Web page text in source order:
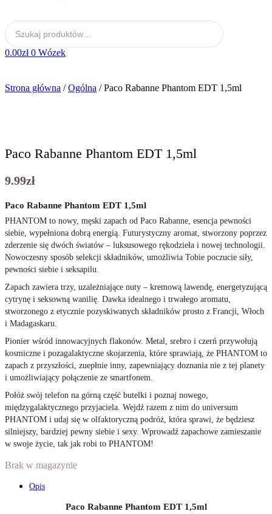
0.00zł 0 Wózek
Strona główna /Ogólna / Paco Rabanne Phantom EDT 1,5ml
Paco Rabanne Phantom EDT 1,5ml
9.99zł
Paco Rabanne Phantom EDT 1,5ml
PHANTOM to nowy, męski zapach od Paco Rabanne, esencja pewności
siebie, wypełniona dobrą energią. Futurystyczny aromat, stworzony poprzez
zderzenie się dwóch światów – luksusowego rękodzieła i nowej technologii.
Nowoczesny sposób selekcji składników, umożliwia Tobie poczucie siły,
pewności siebie i seksapilu.
Zapach zawiera trzy, uzależniające nuty – kremową lawendę, energetyzującą
cytrynę i seksowną wanilię. Dawka idealnego i trwałego aromatu,
stworzonego z etycznie pozyskiwanych składników prosto z Francji, Włoch
i Madagaskaru.
Pionier wśród innowacyjnych flakonów. Metal, srebro i czerń przywołują
kosmiczne i pozagalaktyczne skojarzenia, które sprawiają, że PHANTOM to
zapach z przyszłości, zuepłnie inny, zapewniający doznania nie z tej planety
i umożliwiający połączenie ze smartfonem.
Połóż swój telefon na górną część butelki i poznaj nowego,
międzygalaktycznego przyjaciela. Wejdź razem z nim do universum
PHANTOM i udaj się w olfaktoryczną podróż, która sprawi, że będziesz
silniejszy, bardziej pewny siebie i sexy. Wprowadź zapachowe zamieszanie
w swoje życie, tak jak robi to PHANTOM!
Brak w magazynie
Opis
Paco Rabanne Phantom EDT 1,5ml